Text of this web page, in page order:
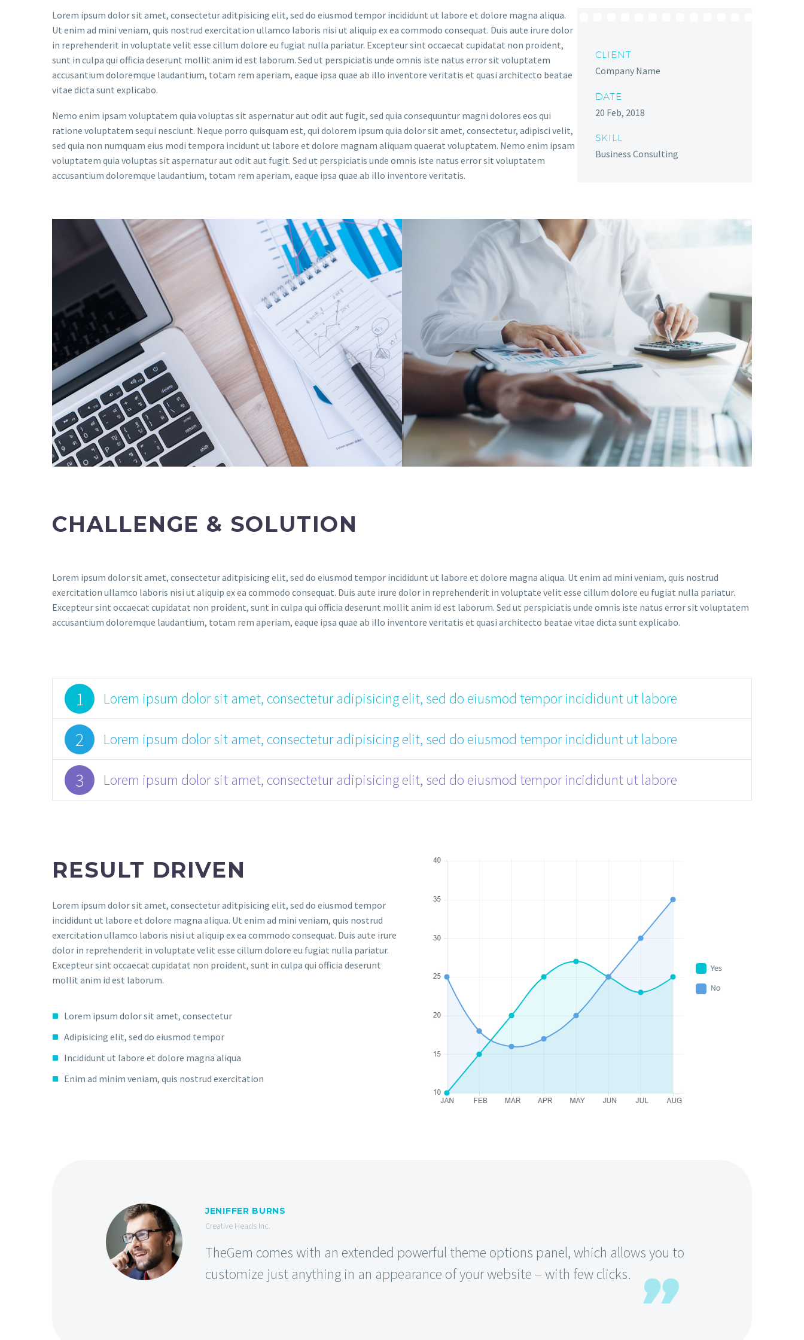
Lorem ipsum dolor sit amet, consectetur aditpisicing elit, sed do eiusmod tempor incididunt ut labore et dolore magna aliqua.
Ut enim ad mini veniam, quis nostrud exercitation ullamco laboris nisi ut aliquip ex ea commodo consequat. Duis aute irure dolor
in reprehenderit in voluptate velit esse cillum dolore eu fugiat nulla pariatur. Excepteur sint occaecat cupidatat non proident,
sunt in culpa qui officia deserunt mollit anim id est laborum. Sed ut perspiciatis unde omnis iste natus error sit voluptatem
accusantium doloremque laudantium, totam rem aperiam, eaque ipsa quae ab illo inventore veritatis et quasi architecto beatae
vitae dicta sunt explicabo.
Nemo enim ipsam voluptatem quia voluptas sit aspernatur aut odit aut fugit, sed quia consequuntur magni dolores eos qui
ratione voluptatem sequi nesciunt. Neque porro quisquam est, qui dolorem ipsum quia dolor sit amet, consectetur, adipisci velit,
sed quia non numquam eius modi tempora incidunt ut labore et dolore magnam aliquam quaerat voluptatem. Nemo enim ipsam
voluptatem quia voluptas sit aspernatur aut odit aut fugit. Sed ut perspiciatis unde omnis iste natus error sit voluptatem
accusantium doloremque laudantium, totam rem aperiam, eaque ipsa quae ab illo inventore veritatis.
CLIENT
Company Name
DATE
20 Feb, 2018
SKILL
Business Consulting
CHALLENGE & SOLUTION
Lorem ipsum dolor sit amet, consectetur aditpisicing elit, sed do eiusmod tempor incididunt ut labore et dolore magna aliqua. Ut enim ad mini veniam, quis nostrud
exercitation ullamco laboris nisi ut aliquip ex ea commodo consequat. Duis aute irure dolor in reprehenderit in voluptate velit esse cillum dolore eu fugiat nulla pariatur.
Excepteur sint occaecat cupidatat non proident, sunt in culpa qui officia deserunt mollit anim id est laborum. Sed ut perspiciatis unde omnis iste natus error sit voluptatem
accusantium doloremque laudantium, totam rem aperiam, eaque ipsa quae ab illo inventore veritatis et quasi architecto beatae vitae dicta sunt explicabo.
1 Lorem ipsum dolor sit amet, consectetur adipisicing elit, sed do eiusmod tempor incididunt ut labore
2 Lorem ipsum dolor sit amet, consectetur adipisicing elit, sed do eiusmod tempor incididunt ut labore
3 Lorem ipsum dolor sit amet, consectetur adipisicing elit, sed do eiusmod tempor incididunt ut labore
RESULT DRIVEN
Lorem ipsum dolor sit amet, consectetur aditpisicing elit, sed do eiusmod tempor
incididunt ut labore et dolore magna aliqua. Ut enim ad mini veniam, quis nostrud
exercitation ullamco laboris nisi ut aliquip ex ea commodo consequat. Duis aute irure
dolor in reprehenderit in voluptate velit esse cillum dolore eu fugiat nulla pariatur.
Excepteur sint occaecat cupidatat non proident, sunt in culpa qui officia deserunt
mollit anim id est laborum.
Lorem ipsum dolor sit amet, consectetur
Adipisicing elit, sed do eiusmod tempor
Incididunt ut labore et dolore magna aliqua
Enim ad minim veniam, quis nostrud exercitation
JENIFFER BURNS
Creative Heads Inc.
TheGem comes with an extended powerful theme options panel, which allows you to
customize just anything in an appearance of your website – with few clicks.